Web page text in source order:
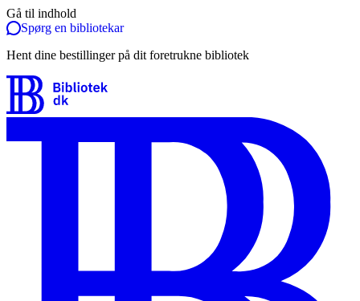
Gå til indhold
Spørg en bibliotekar
Hent dine bestillinger på dit foretrukne bibliotek